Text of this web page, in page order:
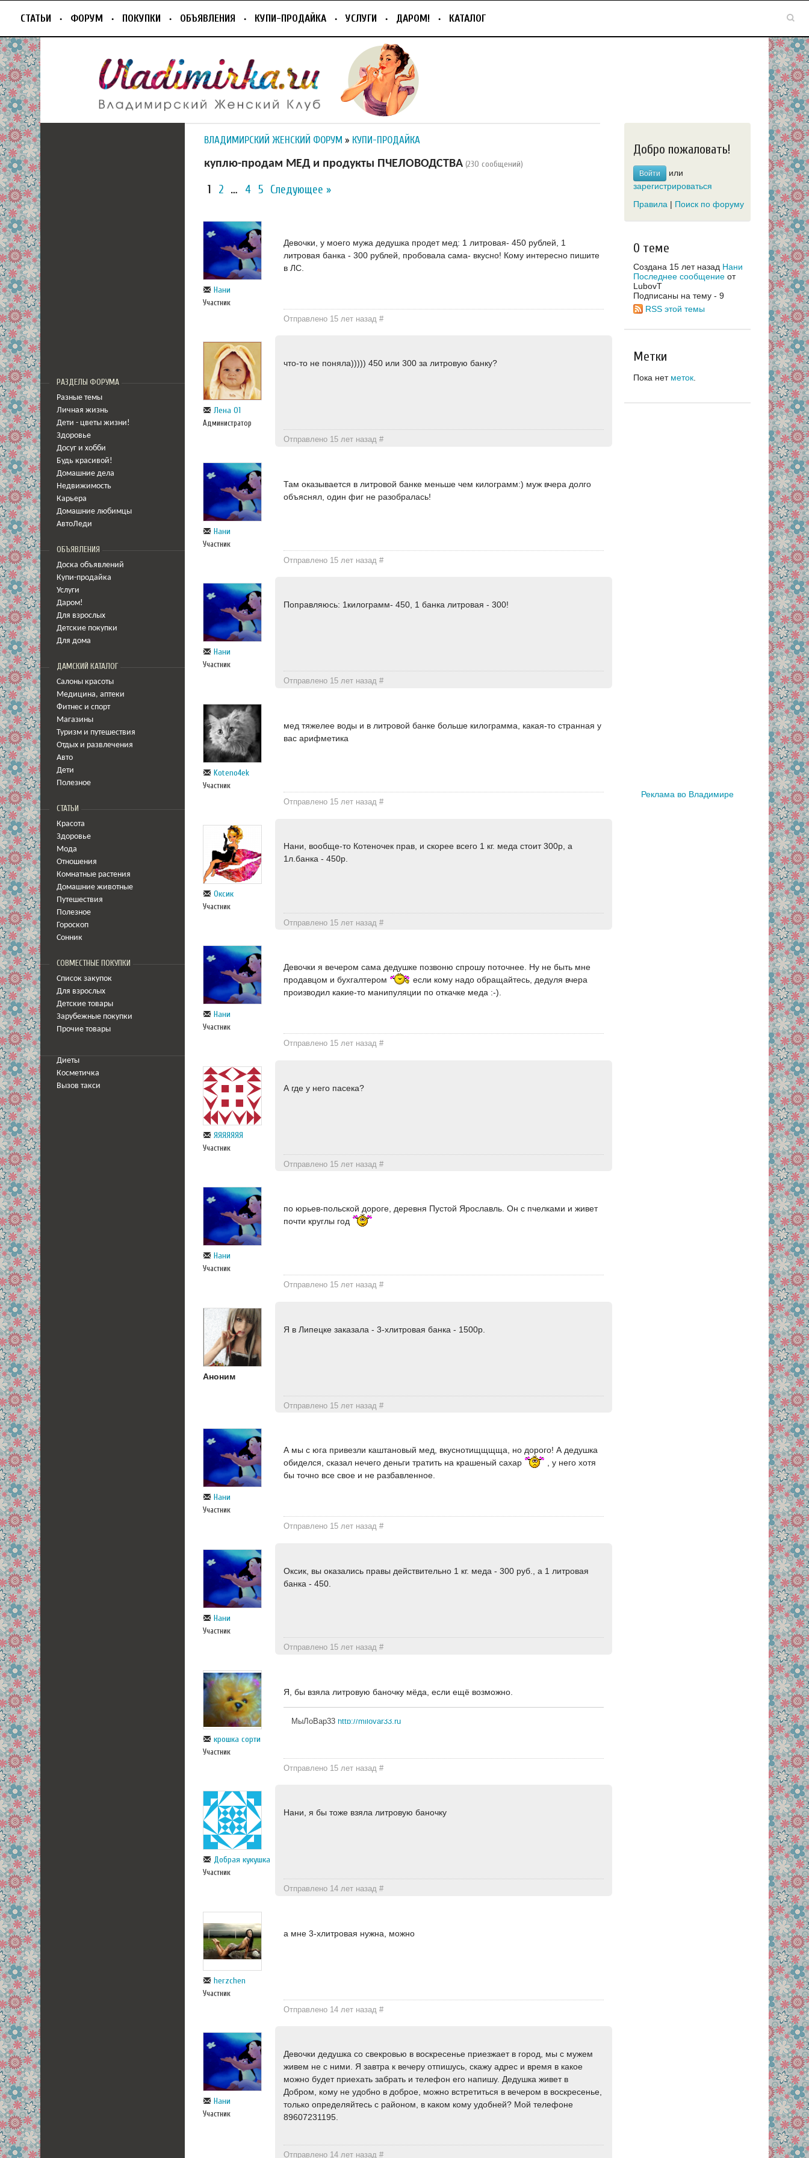
СТАТЬИ ФОРУМ ПОКУПКИ ОБЪЯВЛЕНИЯ КУПИ-ПРОДАЙКА УСЛУГИ ДАРОМ! КАТАЛОГ
РАЗДЕЛЫ ФОРУМА
Разные темы
Личная жизнь
Дети - цветы жизни!
Здоровье
Досуг и хобби
Будь красивой!
Домашние дела
Недвижимость
Карьера
Домашние любимцы
АвтоЛеди
ОБЪЯВЛЕНИЯ
Доска объявлений
Купи-продайка
Услуги
Даром!
Для взрослых
Детские покупки
Для дома
ДАМСКИЙ КАТАЛОГ
Салоны красоты
Медицина, аптеки
Фитнес и спорт
Магазины
Туризм и путешествия
Отдых и развлечения
Авто
Дети
Полезное
СТАТЬИ
Красота
Здоровье
Мода
Отношения
Комнатные растения
Домашние животные
Путешествия
Полезное
Гороскоп
Сонник
СОВМЕСТНЫЕ ПОКУПКИ
Список закупок
Для взрослых
Детские товары
Зарубежные покупки
Прочие товары
Диеты
Косметичка
Вызов такси
ВЛАДИМИРСКИЙ ЖЕНСКИЙ ФОРУМ » КУПИ-ПРОДАЙКА
куплю-продам МЕД и продукты ПЧЕЛОВОДСТВА (230 сообщений)
1 2 … 4 5 Следующее »
Нани
Участник
Девочки, у моего мужа дедушка продет мед: 1 литровая- 450 рублей, 1
литровая банка - 300 рублей, пробовала сама- вкусно! Кому интересно пишите
в ЛС.
Отправлено 15 лет назад#
Лена 01
Администратор
что-то не поняла))))) 450 или 300 за литровую банку?
Отправлено 15 лет назад#
Нани
Участник
Там оказывается в литровой банке меньше чем килограмм:) муж вчера долго
объяснял, один фиг не разобралась!
Отправлено 15 лет назад#
Нани
Участник
Поправляюсь: 1килограмм- 450, 1 банка литровая - 300!
Отправлено 15 лет назад#
Koteno4ek
Участник
мед тяжелее воды и в литровой банке больше килограмма, какая-то странная у
вас арифметика
Отправлено 15 лет назад#
Оксик
Участник
Нани, вообще-то Котеночек прав, и скорее всего 1 кг. меда стоит 300р, а
1л.банка - 450р.
Отправлено 15 лет назад#
Нани
Участник
Девочки я вечером сама дедушке позвоню спрошу поточнее. Ну не быть мне
продавцом и бухгалтером
если кому надо обращайтесь, дедуля вчера
производил какие-то манипуляции по откачке меда :-).
Отправлено 15 лет назад#
ЯЯЯЯЯЯЯ
Участник
А где у него пасека?
Отправлено 15 лет назад#
Нани
Участник
по юрьев-польской дороге, деревня Пустой Ярославль. Он с пчелками и живет
почти круглы год
Отправлено 15 лет назад#
Аноним
Я в Липецке заказала - 3-хлитровая банка - 1500р.
Отправлено 15 лет назад#
Нани
Участник
А мы с юга привезли каштановый мед, вкуснотищщщща, но дорого! А дедушка
обиделся, сказал нечего деньги тратить на крашеный сахар
, у него хотя
бы точно все свое и не разбавленное.
Отправлено 15 лет назад#
Нани
Участник
Оксик, вы оказались правы действительно 1 кг. меда - 300 руб., а 1 литровая
банка - 450.
Отправлено 15 лет назад#
крошка сорти
Участник
Я, бы взяла литровую баночку мёда, если ещё возможно.
МыЛоВар33 http://milovar33.ru
Отправлено 15 лет назад#
Добрая кукушка
Участник
Нани, я бы тоже взяла литровую баночку
Отправлено 14 лет назад#
herzchen
Участник
а мне 3-хлитровая нужна, можно
Отправлено 14 лет назад#
Нани
Участник
Девочки дедушка со свекровью в воскресенье приезжает в город, мы с мужем
живем не с ними. Я завтра к вечеру отпишусь, скажу адрес и время в какое
можно будет приехать забрать и телефон его напишу. Дедушка живет в
Добром, кому не удобно в доброе, можно встретиться в вечером в воскресенье,
только определяйтесь с районом, в каком кому удобней? Мой телефоне
89607231195.
Отправлено 14 лет назад#
Добро пожаловать!
Войти
или
зарегистрироваться
Правила | Поиск по форуму
О теме
Создана 15 лет назад Нани
Последнее сообщение от
LubovT
Подписаны на тему - 9
RSS этой темы
Метки
Пока нет меток
Реклама во Владимире